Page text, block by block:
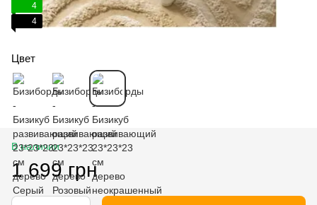
4
4
Цвет
В наличии
1 699 грн